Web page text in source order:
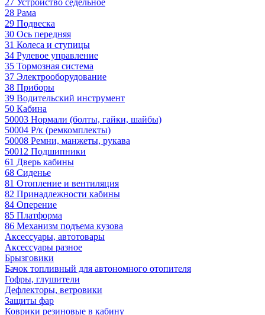
27 Устройство седельное
28 Рама
29 Подвеска
30 Ось передняя
31 Колеса и ступицы
34 Рулевое управление
35 Тормозная система
37 Электрооборудование
38 Приборы
39 Водительский инструмент
50 Кабина
50003 Нормали (болты, гайки, шайбы)
50004 Р/к (ремкомплекты)
50008 Ремни, манжеты, рукава
50012 Подшипники
61 Дверь кабины
68 Сиденье
81 Отопление и вентиляция
82 Принадлежности кабины
84 Оперение
85 Платформа
86 Механизм подъема кузова
Аксессуары, автотовары
Аксессуары разное
Брызговики
Бачок топливный для автономного отопителя
Гофры, глушители
Дефлекторы, ветровики
Защиты фар
Коврики резиновые в кабину